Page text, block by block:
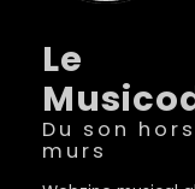
Le
Du son
murs